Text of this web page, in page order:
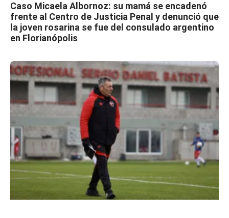
Caso Micaela Albornoz: su mamá se encadenó
frente al Centro de Justicia Penal y denunció que
la joven rosarina se fue del consulado argentino
en Florianópolis